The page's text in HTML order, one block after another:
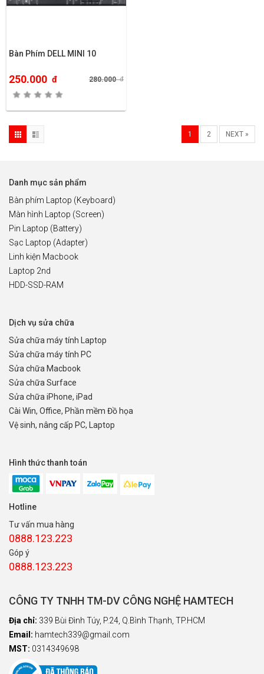
Bàn Phím DELL MINI 10
250.000 đ 280.000đ
1 2 NEXT »
Danh mục sản phẩm
Bàn phím Laptop (Keyboard)
Màn hình Laptop (Screen)
Pin Laptop (Battery)
Sạc Laptop (Adapter)
Linh kiện Macbook
Laptop 2nd
HDD-SSD-RAM
Dịch vụ sửa chữa
Sửa chữa máy tính Laptop
Sửa chữa máy tính PC
Sửa chữa Macbook
Sửa chữa Surface
Sửa chữa iPhone, iPad
Cài Win, Office, Phần mềm Đồ họa
Vệ sinh, nâng cấp PC, Laptop
Hình thức thanh toán
Hotline
Tư vấn mua hàng
0888.123.223
Góp ý
0888.123.223
CÔNG TY TNHH TM-DV CÔNG NGHỆ HAMTECH
Địa chỉ: 339 Bùi Đình Túy, P.24, Q.Bình Thạnh, TP.HCM
Email: hamtech339@gmail.com
MST: 0314349698